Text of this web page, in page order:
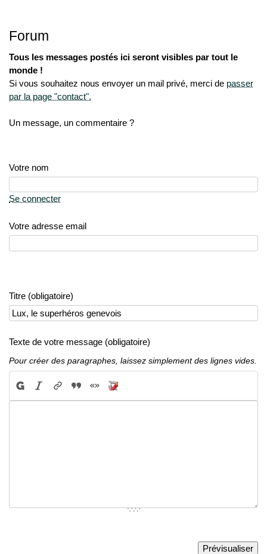
Forum
Tous les messages postés ici seront visibles par tout le
monde !
Si vous souhaitez nous envoyer un mail privé, merci de passer
par la page "contact".
Un message, un commentaire ?
Votre nom
Se connecter
Votre adresse email
Titre (obligatoire)
Texte de votre message (obligatoire)
Pour créer des paragraphes, laissez simplement des lignes vides.